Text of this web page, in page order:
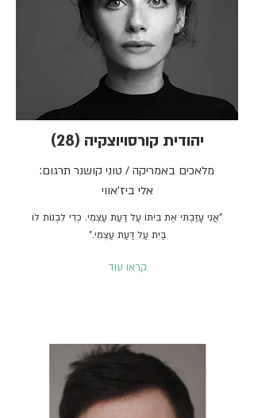
יהודית קורסויוצקיה (28)
מלאכים באמריקה / טוני קושנר תרגום:
אלי ביז'אווי
"אֲנִי עָזַבְתִּי אֶת בֵּיתוֹ עַל דַּעַת עַצְמִי. כְּדֵי לִבְנוֹת לוֹ
בַּיִת עַל דַּעַת עַצְמִי."
קראו עוד